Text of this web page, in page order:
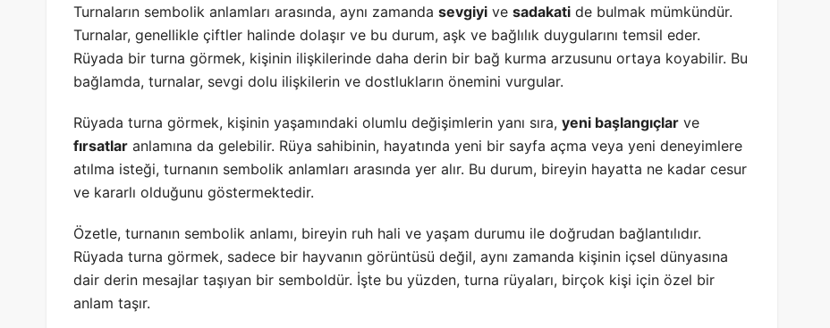
Turnaların sembolik anlamları arasında, aynı zamanda sevgiyi ve sadakati de bulmak mümkündür.
Turnalar, genellikle çiftler halinde dolaşır ve bu durum, aşk ve bağlılık duygularını temsil eder.
Rüyada bir turna görmek, kişinin ilişkilerinde daha derin bir bağ kurma arzusunu ortaya koyabilir. Bu
bağlamda, turnalar, sevgi dolu ilişkilerin ve dostlukların önemini vurgular.
Rüyada turna görmek, kişinin yaşamındaki olumlu değişimlerin yanı sıra, yeni başlangıçlar ve
fırsatlar anlamına da gelebilir. Rüya sahibinin, hayatında yeni bir sayfa açma veya yeni deneyimlere
atılma isteği, turnanın sembolik anlamları arasında yer alır. Bu durum, bireyin hayatta ne kadar cesur
ve kararlı olduğunu göstermektedir.
Özetle, turnanın sembolik anlamı, bireyin ruh hali ve yaşam durumu ile doğrudan bağlantılıdır.
Rüyada turna görmek, sadece bir hayvanın görüntüsü değil, aynı zamanda kişinin içsel dünyasına
dair derin mesajlar taşıyan bir semboldür. İşte bu yüzden, turna rüyaları, birçok kişi için özel bir
anlam taşır.